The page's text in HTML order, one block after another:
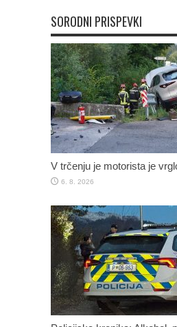
SORODNI PRISPEVKI
V trčenju je motorista je
6. 8. 2026